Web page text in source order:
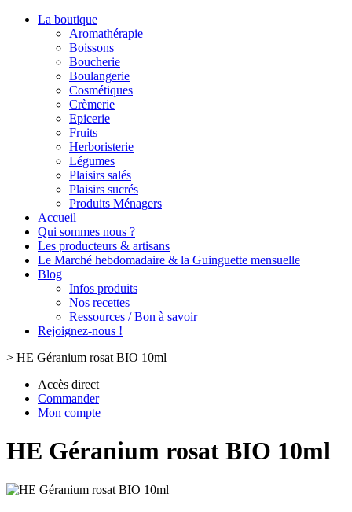
La boutique
Aromathérapie
Boissons
Boucherie
Boulangerie
Cosmétiques
Crèmerie
Epicerie
Fruits
Herboristerie
Légumes
Plaisirs salés
Plaisirs sucrés
Produits Ménagers
Accueil
Qui sommes nous ?
Les producteurs & artisans
Le Marché hebdomadaire & la Guinguette mensuelle
Blog
Infos produits
Nos recettes
Ressources / Bon à savoir
Rejoignez-nous !
> HE Géranium rosat BIO 10ml
Accès direct
Commander
Mon compte
HE Géranium rosat BIO 10ml